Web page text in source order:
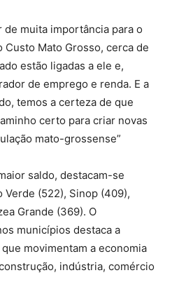
de muita importância para o
Mato Grosso, cerca de
estão ligadas a ele e,
de emprego e renda. E a
temos a certeza de que
certo para criar novas
mato-grossense”
saldo, destacam-se
Verde (522), Sinop (409),
Grande (369). O
municípios destaca a
movimentam a economia
indústria, comércio